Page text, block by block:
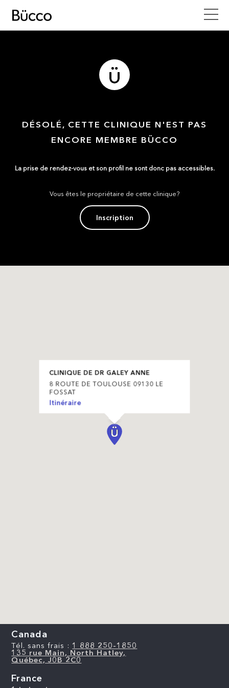
DÉSOLÉ, CETTE CLINIQUE N'EST PAS
ENCORE MEMBRE BÜCCO
La prise de rendez-vous et son profil ne sont donc pas accessibles.
Vous êtes le propriétaire de cette clinique?
Inscription
CLINIQUE DE DR GALEY ANNE
8 ROUTE DE TOULOUSE 09130 LE
FOSSAT
Itinéraire
Canada
Tél. sans frais : 1 888 250-1850
135 rue Main, North Hatley,
Québec, J0B 2C0
France